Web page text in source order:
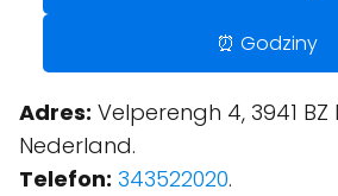
⏰ Godziny
Adres: Velperengh 4, 3941 BZ
Nederland.
Telefon: 343522020.